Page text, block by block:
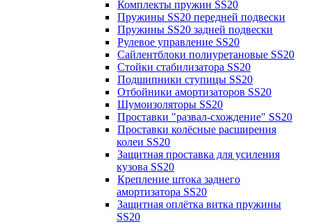
Комплекты пружин SS20
Пружины SS20 передней подвески
Пружины SS20 задней подвески
Рулевое управление SS20
Сайлентблоки полиуретановые SS20
Стойки стабилизатора SS20
Подшипники ступицы SS20
Отбойники амортизаторов SS20
Шумоизоляторы SS20
Проставки "развал-схождение" SS20
Проставки колёсные расширения
колеи SS20
Защитная проставка для усиления
кузова SS20
Крепление штока заднего
амортизатора SS20
Защитная оплётка витка пружины
SS20